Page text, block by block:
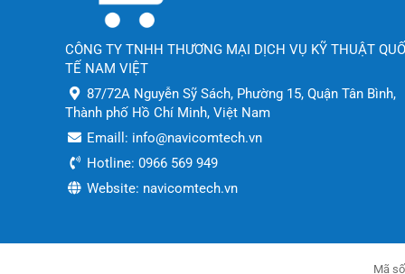
CÔNG TY TNHH THƯƠNG MẠI DỊCH VỤ KỸ THUẬT
TẾ NAM VIỆT
87/72A Nguyễn Sỹ Sách, Phường 15, Quận Tân Bình,
Thành phố Hồ Chí Minh, Việt Nam
Emaill: info@navicomtech.vn
Hotline: 0966 569 949
Website: navicomtech.vn
Mã